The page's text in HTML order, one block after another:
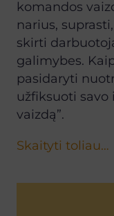
komandos
narius,
skirti
galimybes.
pasidaryti
užfiksuoti
vaizdą”.
Skaityti toliau…